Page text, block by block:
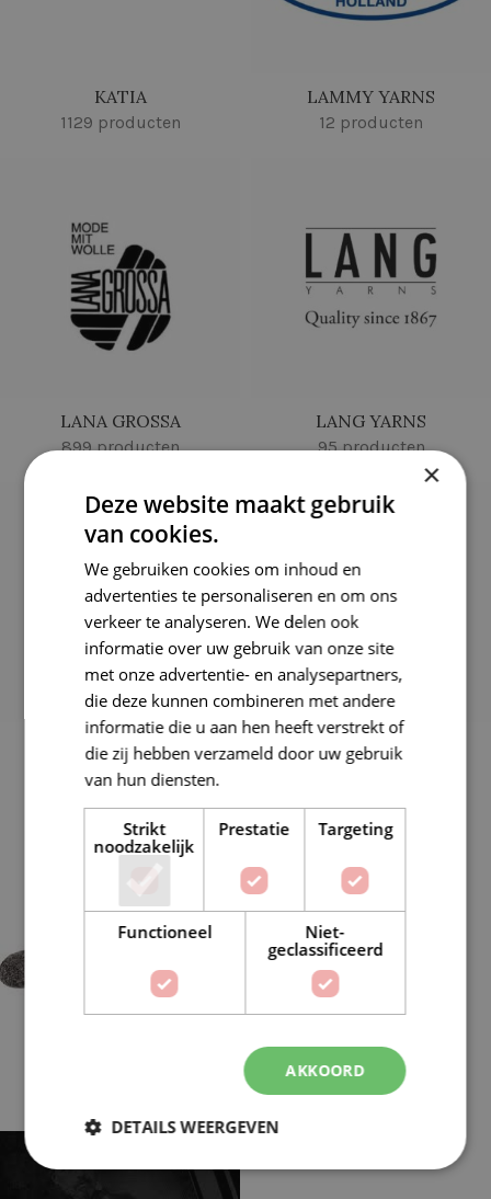
KATIA
1129 producten
LAMMY YARNS
12 producten
LANA GROSSA
899 producten
LANG YARNS
95 producten
SCHACHENMAYR
74 producten
SCHEEPJESWOL
1363 producten
STYLECRAFT
323 producten
×
Deze website maakt gebruik
van cookies.
We gebruiken cookies om inhoud en
advertenties te personaliseren en om ons
verkeer te analyseren. We delen ook
informatie over uw gebruik van onze site
met onze advertentie- en analysepartners,
die deze kunnen combineren met andere
informatie die u aan hen heeft verstrekt of
die zij hebben verzameld door uw gebruik
van hun diensten.
Strikt
noodzakelijk
Prestatie Targeting
Functioneel
Niet-
geclassificeerd
AKKOORD
DETAILS WEERGEVEN